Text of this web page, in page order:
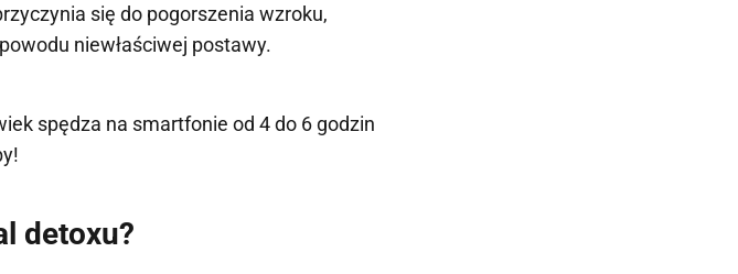
się do pogorszenia wzroku,
niewłaściwej postawy.
spędza na smartfonie od 4 do 6 godzin
detoxu?